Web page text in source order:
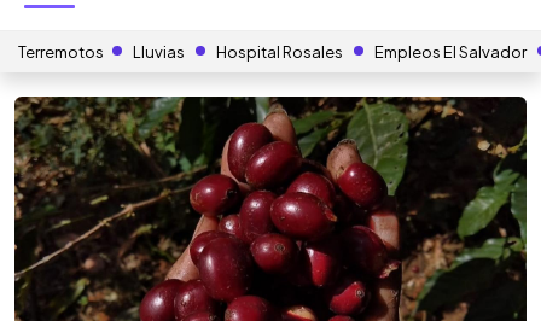
Terremotos Lluvias Hospital Rosales Empleos El Salvador